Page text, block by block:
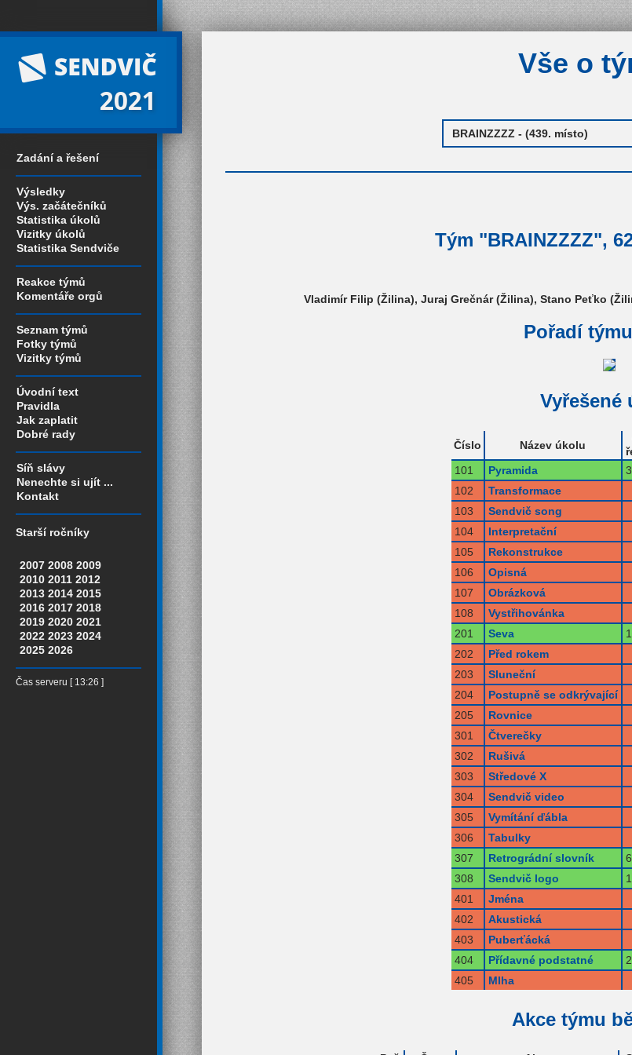
2021
Zadání a řešení
Výsledky
Výs. začátečníků
Statistika úkolů
Vizitky úkolů
Statistika Sendviče
Reakce týmů
Komentáře orgů
Seznam týmů
Fotky týmů
Vizitky týmů
Úvodní text
Pravidla
Jak zaplatit
Dobré rady
Síň slávy
Nenechte si ujít ...
Kontakt
Starší ročníky
2007 2008 2009
2010 2011 2012
2013 2014 2015
2016 2017 2018
2019 2020 2021
2022 2023 2024
2025 2026
Čas serveru [ 13:26 ]
Vše o
Tým "BRAINZZZZ",
Vladimír Filip (Žilina), Juraj Grečnár (Žilina), Stano Peťko
Pořadí
Vyřešené
Číslo Název úkolu
101
Pyramida
102
Transformace
103
Sendvič song
104
Interpretační
105
Rekonstrukce
106
Opisná
107
Obrázková
108
Vystřihovánka
201
Seva
202
Před rokem
203
Sluneční
204
Postupně se odkrývající
205
Rovnice
301
Čtverečky
302
Rušivá
303
Středové X
304
Sendvič video
305
Vymítání ďábla
306
Tabulky
307
Retrográdní slovník
308
Sendvič logo
401
Jména
402
Akustická
403
Puberťácká
404
Přídavné podstatné
405
Mlha
Akce týmu